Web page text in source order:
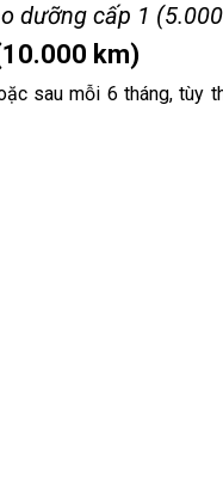
dưỡng cấp 1
km)
sau mỗi 6 tháng, tùy